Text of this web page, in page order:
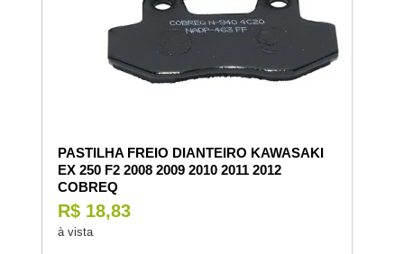
PASTILHA FREIO DIANTEIRO KAWASAKI
EX 250 F2 2008 2009 2010 2011 2012
COBREQ
R$ 18,83
à vista